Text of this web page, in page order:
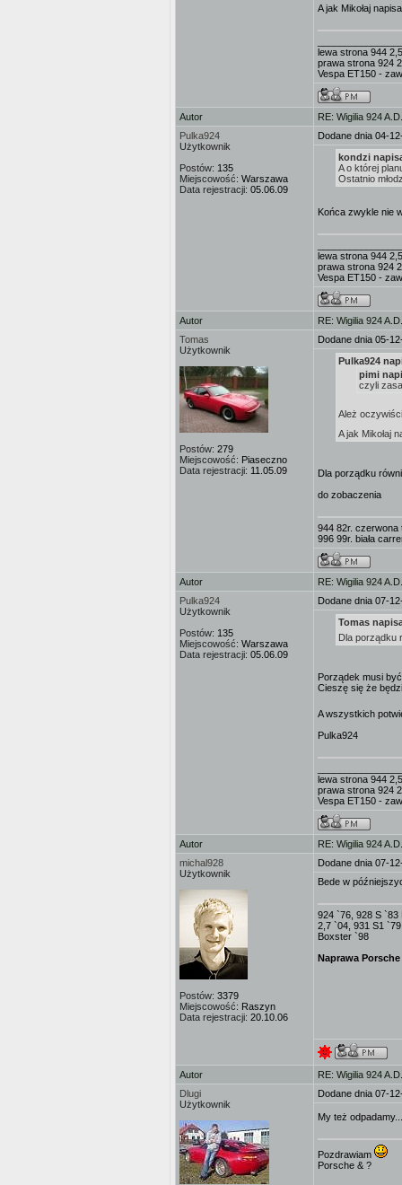
A jak Mikołaj
lewa strona 944
prawa strona 924
Vespa ET150 -
Autor
RE: Wigilia 924
Pulka924
Użytkownik
Postów: 135
Miejscowość: Warszawa
Data rejestracji: 05.06.09
Dodane dnia 04-
kondzi
A o której
Ostatnio
Końca zwykle nie
lewa strona 944
prawa strona 924
Vespa ET150 -
Autor
RE: Wigilia 924
Tomas
Użytkownik
Postów: 279
Miejscowość: Piaseczno
Data rejestracji: 11.05.09
Dodane dnia 05-
Pulka924
pimi
czyli
Ależ
A jak Mikołaj
Dla porządku
do zobaczenia
944 82r. czerwona
996 99r. biała
Autor
RE: Wigilia 924
Pulka924
Użytkownik
Postów: 135
Miejscowość: Warszawa
Data rejestracji: 05.06.09
Dodane dnia 07-
Tomas
Dla porządku
Porządek musi
Cieszę się że
A wszystkich
Pulka924
lewa strona 944
prawa strona 924
Vespa ET150 -
Autor
RE: Wigilia 924
michal928
Użytkownik
Postów: 3379
Miejscowość: Raszyn
Data rejestracji: 20.10.06
Dodane dnia 07-
Bede w
924 `76, 928 S
2,7 `04, 931 S1
Boxster `98
Naprawa
Autor
RE: Wigilia 924
Dlugi
Użytkownik
Dodane dnia 07-
My też
Pozdrawiam
Porsche & ?